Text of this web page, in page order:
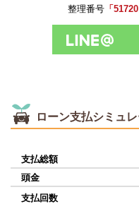
整理番号 「
ローン支払シミュ
支払総額
頭金
支払回数